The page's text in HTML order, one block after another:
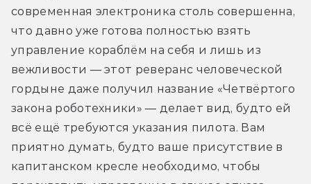
современная электроника столь совершенна,
что давно уже готова полностью взять
управление кораблём на себя и лишь из
вежливости — этот реверанс человеческой
гордыне даже получил название «Четвёртого
закона роботехники» — делает вид, будто ей
всё ещё требуются указания пилота. Вам
приятно думать, будто ваше присутствие в
капитанском кресле необходимо, чтобы